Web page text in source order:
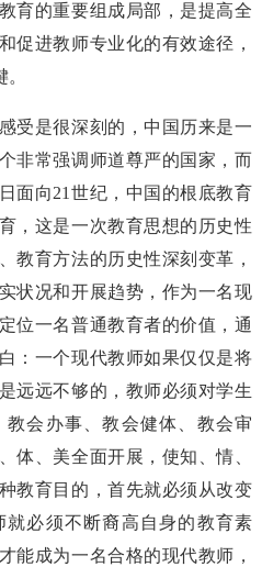
育的重要组成局部，是提高全
促进教师专业化的有效途径，
受是很深刻的，中国历来是一
非常强调师道尊严的国家，而
面向21世纪，中国的根底教育
，这是一次教育思想的历史性
教育方法的历史性深刻变革，
状况和开展趋势，作为一名现
位一名普通教育者的价值，通
：一个现代教师如果仅仅是将
远远不够的，教师必须对学生
会办事、教会健体、教会审
体、美全面开展，使知、情、
教育目的，首先就必须从改变
必须不断裔高自身的教育素
能成为一名合格的现代教师，